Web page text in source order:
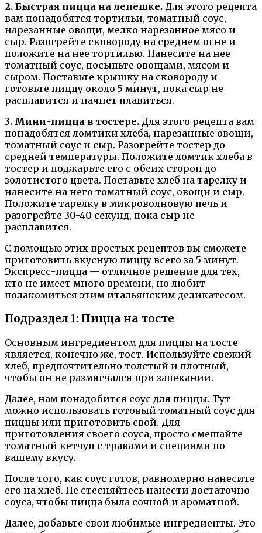
2. Быстрая пицца на лепешке. Для этого рецепта
вам понадобятся тортильи, томатный соус,
нарезанные овощи, мелко нарезанное мясо и
сыр. Разогрейте сковороду на среднем огне и
положите на нее тортилью. Нанесите на нее
томатный соус, посыпьте овощами, мясом и
сыром. Поставьте крышку на сковороду и
готовьте пиццу около 5 минут, пока сыр не
расплавится и начнет плавиться.
3. Мини-пицца в тостере. Для этого рецепта вам
понадобятся ломтики хлеба, нарезанные овощи,
томатный соус и сыр. Разогрейте тостер до
средней температуры. Положите ломтик хлеба в
тостер и поджарьте его с обеих сторон до
золотистого цвета. Поставьте хлеб на тарелку и
нанесите на него томатный соус, овощи и сыр.
Положите тарелку в микроволновую печь и
разогрейте 30-40 секунд, пока сыр не
расплавится.
С помощью этих простых рецептов вы сможете
приготовить вкусную пиццу всего за 5 минут.
Экспресс-пицца — отличное решение для тех,
кто не имеет много времени, но любит
полакомиться этим итальянским деликатесом.
Подраздел 1: Пицца на тосте
Основным ингредиентом для пиццы на тосте
является, конечно же, тост. Используйте свежий
хлеб, предпочтительно толстый и плотный,
чтобы он не размягчался при запекании.
Далее, нам понадобится соус для пиццы. Тут
можно использовать готовый томатный соус для
пиццы или приготовить свой. Для
приготовления своего соуса, просто смешайте
томатный кетчуп с травами и специями по
вашему вкусу.
После того, как соус готов, равномерно нанесите
его на хлеб. Не стесняйтесь нанести достаточно
соуса, чтобы пицца была сочной и ароматной.
Далее, добавьте свои любимые ингредиенты. Это